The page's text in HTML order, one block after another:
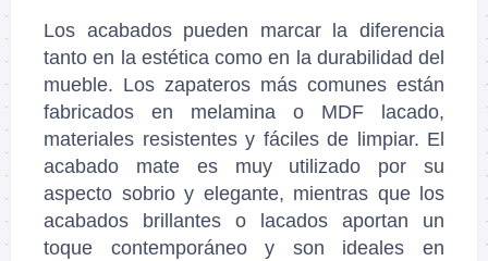
Los acabados pueden marcar la diferencia
tanto en la estética como en la durabilidad del
mueble. Los zapateros más comunes están
fabricados en melamina o MDF lacado,
materiales resistentes y fáciles de limpiar. El
acabado mate es muy utilizado por su
aspecto sobrio y elegante, mientras que los
acabados brillantes o lacados aportan un
toque contemporáneo y son ideales en